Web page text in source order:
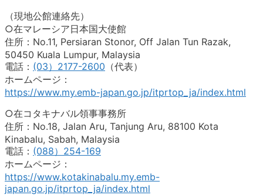
（現地公館連絡先）
○在マレーシア日本国大使館
住所：No.11, Persiaran Stonor, Off Jalan Tun Razak,
50450 Kuala Lumpur, Malaysia
電話： (03）2177-2600 （代表）
ホームページ：
https://www.my.emb-japan.go.jp/itprtop_ja/index.html
○在コタキナバル領事事務所
住所：No.18, Jalan Aru, Tanjung Aru, 88100 Kota
Kinabalu, Sabah, Malaysia
電話： (088）254-169
ホームページ：
https://www.kotakinabalu.my.emb-
japan.go.jp/itprtop_ja/index.html